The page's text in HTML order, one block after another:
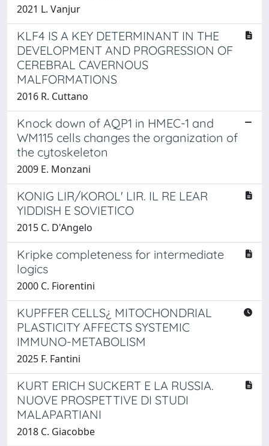
2021 L. Vanjur
KLF4 IS A KEY DETERMINANT IN THE
DEVELOPMENT AND PROGRESSION OF
CEREBRAL CAVERNOUS
MALFORMATIONS
2016 R. Cuttano
Knock down of AQP1 in HMEC-1 and
WM115 cells changes the organization of
the cytoskeleton
2009 E. Monzani
KONIG LIR/KOROL' LIR. IL RE LEAR
YIDDISH E SOVIETICO
2015 C. D'Angelo
Kripke completeness for intermediate
logics
2000 C. Fiorentini
KUPFFER CELLS¿ MITOCHONDRIAL
PLASTICITY AFFECTS SYSTEMIC
IMMUNO-METABOLISM
2025 F. Fantini
KURT ERICH SUCKERT E LA RUSSIA.
NUOVE PROSPETTIVE DI STUDI
MALAPARTIANI
2018 C. Giacobbe